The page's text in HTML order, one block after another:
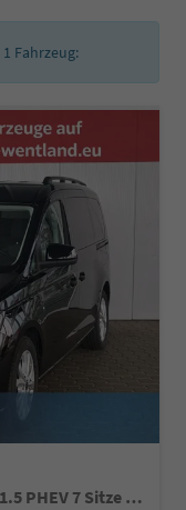
1 Fahrzeug:
eHybrid 150 PS Plug-in-Hybrid Life 1.5 PHEV 7 Sitze DSG